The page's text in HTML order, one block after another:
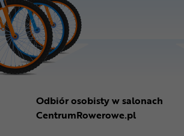
Odbiór osobisty w salonach
CentrumRowerowe.pl